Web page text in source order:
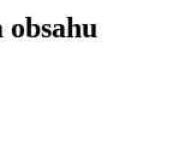
obsahu